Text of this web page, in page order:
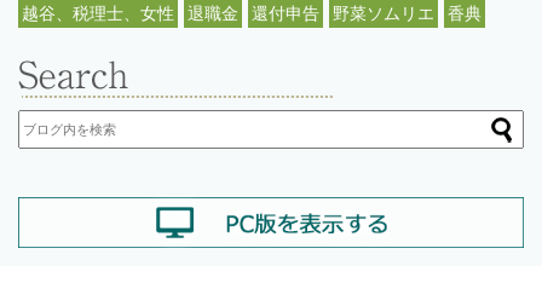
越谷、税理士、女性
退職金 還付申告 野菜ソムリエ 香典